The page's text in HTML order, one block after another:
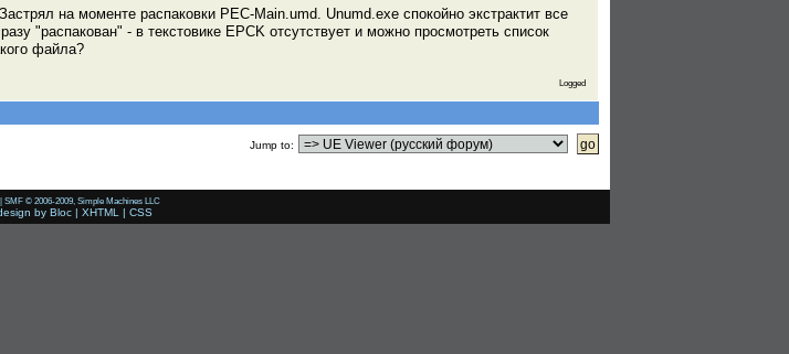
на моменте распаковки PEC-Main.umd. Unumd.exe спокойно экстрактит все
"распакован" - в текстовике EPCK отсутствует и можно просмотреть список
файла?
Logged
Jump to:
| SMF © 2006-2009, Simple Machines LLC
by Bloc | XHTML | CSS